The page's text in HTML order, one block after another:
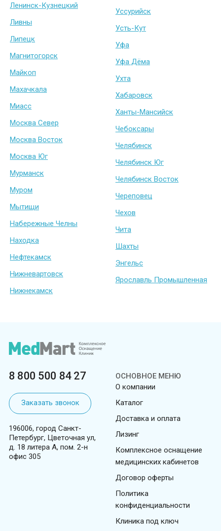
Ленинск-Кузнецкий
Ливны
Липецк
Магнитогорск
Майкоп
Махачкала
Миасс
Москва Север
Москва Восток
Москва Юг
Мурманск
Муром
Мытищи
Набережные Челны
Находка
Нефтекамск
Нижневартовск
Нижнекамск
Уссурийск
Усть-Кут
Уфа
Уфа Дёма
Ухта
Хабаровск
Ханты-Мансийск
Чебоксары
Челябинск
Челябинск Юг
Челябинск Восток
Череповец
Чехов
Чита
Шахты
Энгельс
Ярославль Промышленная
8 800 500 84 27
Заказать звонок
196006, город Санкт-
Петербург, Цветочная ул,
д. 18 литера А, пом. 2-н
офис 305
ОСНОВНОЕ МЕНЮ
О компании
Каталог
Доставка и оплата
Лизинг
Комплексное оснащение
медицинских кабинетов
Договор оферты
Политика
конфиденциальности
Клиника под ключ